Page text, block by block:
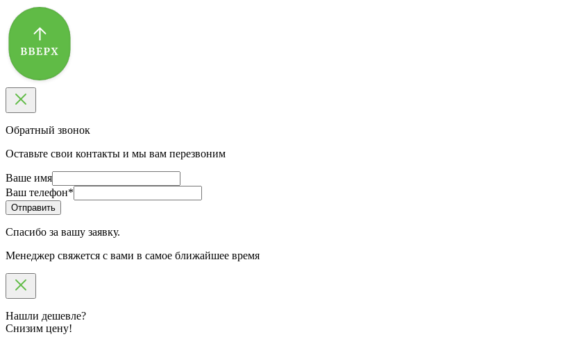
Обратный звонок
Оставьте свои контакты и мы вам перезвоним
Ваше имя
Ваш телефон*
Спасибо за вашу заявку.
Менеджер свяжется с вами в самое ближайшее время
Нашли дешевле?
Снизим цену!